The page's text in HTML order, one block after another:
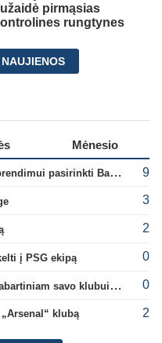
pirmąsias
rungtynes
Mėnesio
Paaiškėjo, kas turėjo įtakos Rodri sprendimui pasirinkti Barselonos pusę 9
3
2
į PSG ekipą 0
X. Alonso negailėjo gražių žodžių dabartiniam savo klubui „Chelsea“ 0
klubą 2